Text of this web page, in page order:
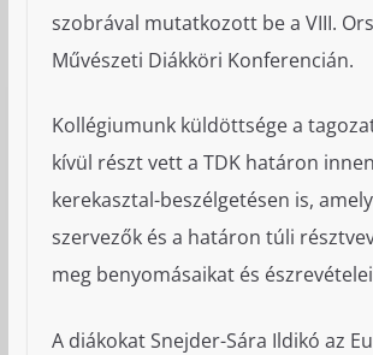
szobrával mutatkozott be a VIII.
Művészeti Diákköri Konferencián.
Kollégiumunk küldöttsége a
kívül részt vett a TDK határon
kerekasztal-beszélgetésen is,
szervezők és a határon túli
meg benyomásaikat és
A diákokat Snejder-Sára Ildikó az